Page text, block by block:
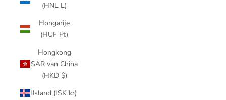
(HNL L)
Hongarije
(HUF Ft)
Hongkong
SAR van China
(HKD $)
IJsland (ISK kr)